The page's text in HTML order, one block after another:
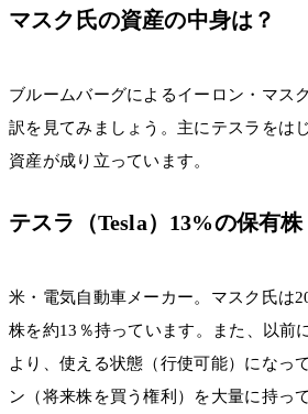
マスク氏の資産の中身は？
ブルームバーグによるイーロン・マス
訳を見てみましょう。主にテスラをは
資産が成り立っています。
テスラ（Tesla）13%の保有株
米・電気自動車メーカー。マスク氏は
株を約13％持っています。また、以前
より、使える状態（行使可能）になっ
ン（将来株を買う権利）を大量に持っ